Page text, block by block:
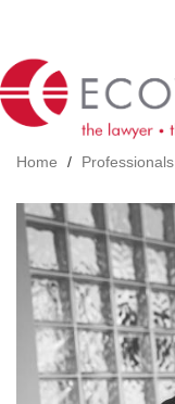
content
Home Professionals